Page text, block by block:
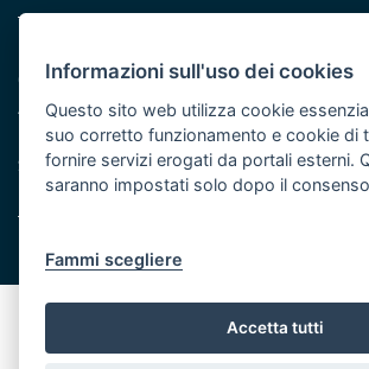
Cookie e privacy
Atti di notifica
Feed RSS
Servizi Intranet
Informazioni sull'uso dei cookies
Questo sito web utilizza cookie
suo corretto funzionamento e cookie di
fornire servizi erogati da portali esterni.
saranno impostati solo dopo il
Fammi scegliere
Accetta tutti